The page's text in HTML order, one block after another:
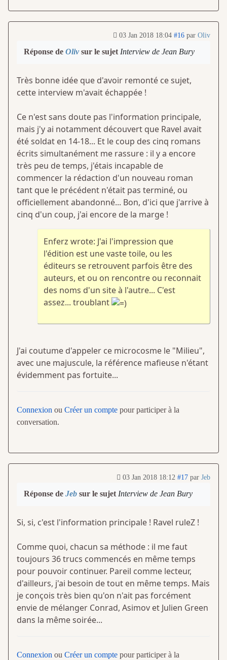
03 Jan 2018 18:04 #16 par Oliv
Réponse de Olivsur le sujet Interview de Jean Bury
Très bonne idée que d'avoir remonté ce sujet,
cette interview m'avait échappée !
Ce n'est sans doute pas l'information principale,
mais j'y ai notamment découvert que Ravel avait
été soldat en 14-18... Et le coup des cinq romans
écrits simultanément me rassure : il y a encore
très peu de temps, j'étais incapable de
commencer la rédaction d'un nouveau roman
tant que le précédent n'était pas terminé, ou
officiellement abandonné... Bon, d'ici que j'arrive à
cinq d'un coup, j'ai encore de la marge !
Enferz wrote: J'ai l'impression que
l'édition est une vaste toile, ou les
éditeurs se retrouvent parfois être des
auteurs, et ou on rencontre ou reconnait
des noms d'un site à l'autre... C'est
assez... troublant
J'ai coutume d'appeler ce microcosme le "Milieu",
avec une majuscule, la référence mafieuse n'étant
évidemment pas fortuite...
Connexion ou Créer un compte pour participer à la
conversation.
03 Jan 2018 18:12 #17 par Jeb
Réponse de Jeb sur le sujet Interview de Jean Bury
Si, si, c'est l'information principale ! Ravel ruleZ !
Comme quoi, chacun sa méthode : il me faut
toujours 36 trucs commencés en même temps
pour pouvoir continuer. Pareil comme lecteur,
d'ailleurs, j'ai besoin de tout en même temps. Mais
je conçois très bien qu'on n'ait pas forcément
envie de mélanger Conrad, Asimov et Julien Green
dans la même soirée...
Connexion ou Créer un compte pour participer à la